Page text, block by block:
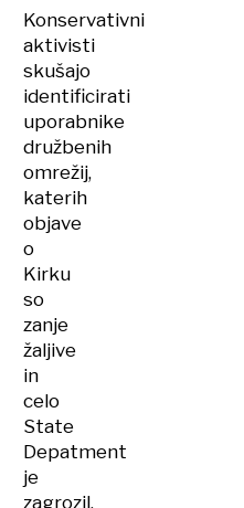
Konservativni
aktivisti
skušajo
identificirati
uporabnike
družbenih
omrežij,
katerih
objave
o
Kirku
so
zanje
žaljive
in
celo
State
Depatment
je
zagrozil,